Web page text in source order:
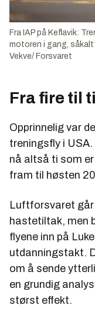
Fra IAP på Keflavik:
motoren i gang,
Vekve/ Forsvaret
Fra fire til
Opprinnelig var
treningsfly i
nå altså ti som er
fram til høsten
Luftforsvaret går
hastetiltak, men
flyene inn på
utdanningstakt.
om å sende
en grundig
størst effekt.